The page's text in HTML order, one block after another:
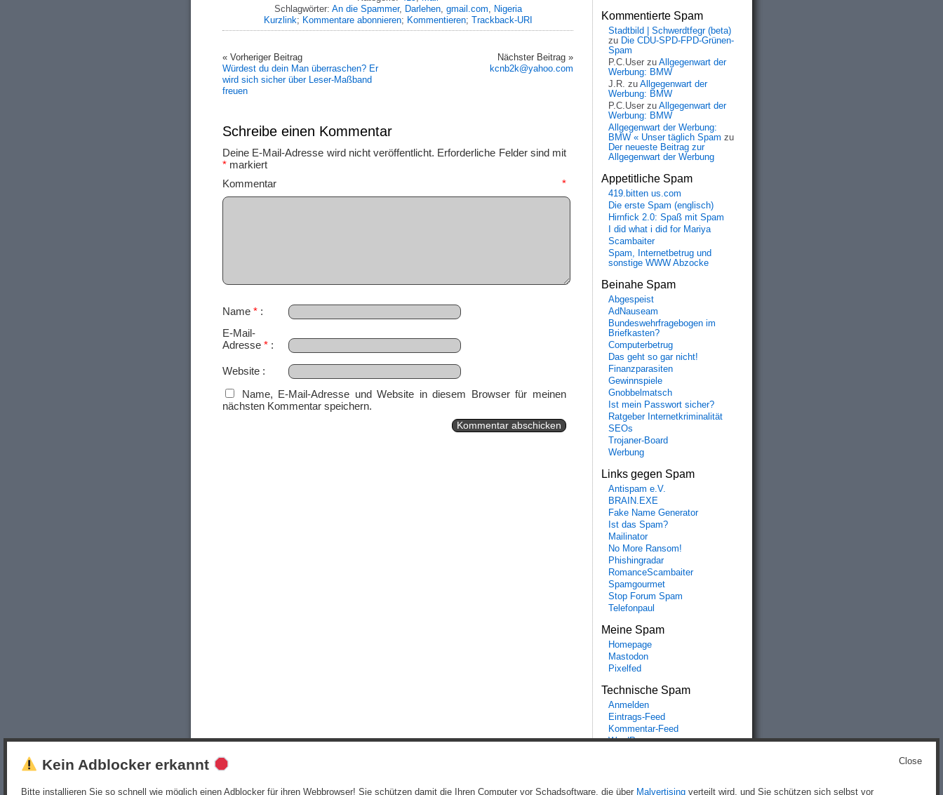
Schlagwörter: An die Spammer, Darlehen, gmail.com, Nigeria
Kurzlink; Kommentare abonnieren; Kommentieren; Trackback-URI
« Vorheriger Beitrag
Würdest du dein Man überraschen? Er
wird sich sicher über Leser-Maßband
freuen
Nächster Beitrag »
kcnb2k@yahoo.com
Schreibe einen Kommentar
Deine E-Mail-Adresse wird nicht veröffentlicht. Erforderliche Felder sind mit
* markiert
Kommentar *
Name *
E-Mail-
Adresse *
Website
Name, E-Mail-Adresse und Website in diesem Browser für meinen
nächsten Kommentar speichern.
Kommentierte Spam
Stadtbild | Schwerdtfegr (beta)
zu Die CDU-SPD-FPD-Grünen-
Spam
P.C.User zu Allgegenwart der
Werbung: BMW
J.R. zu Allgegenwart der
Werbung: BMW
P.C.User zu Allgegenwart der
Werbung: BMW
Allgegenwart der Werbung:
BMW « Unser täglich Spam zu
Der neueste Beitrag zur
Allgegenwart der Werbung
Appetitliche Spam
419.bitten us.com
Die erste Spam (englisch)
Hirnfick 2.0: Spaß mit Spam
I did what i did for Mariya
Scambaiter
Spam, Internetbetrug und
sonstige WWW Abzocke
Beinahe Spam
Abgespeist
AdNauseam
Bundeswehrfragebogen im
Briefkasten?
Computerbetrug
Das geht so gar nicht!
Finanzparasiten
Gewinnspiele
Gnobbelmatsch
Ist mein Passwort sicher?
Ratgeber Internetkriminalität
SEOs
Trojaner-Board
Werbung
Links gegen Spam
Antispam e.V.
BRAIN.EXE
Fake Name Generator
Ist das Spam?
Mailinator
No More Ransom!
Phishingradar
RomanceScambaiter
Spamgourmet
Stop Forum Spam
Telefonpaul
Meine Spam
Homepage
Mastodon
Pixelfed
Technische Spam
Anmelden
Eintrags-Feed
Kommentar-Feed
WordPress.org
Beiträge (RSS)undKommentare (RSS).
Close
Kein Adblocker erkannt
Bitte installieren Sie so schnell wie möglich einen Adblocker für ihren Webbrowser! Sie schützen damit die Ihren Computer vor Schadsoftware, die über Malvertising verteilt wird, und Sie schützen sich selbst vor